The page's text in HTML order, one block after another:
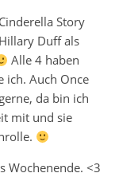
Story
Duff als
Alle 4 haben
ich. Auch Once
da bin ich
mit und sie
Wochenende. <3